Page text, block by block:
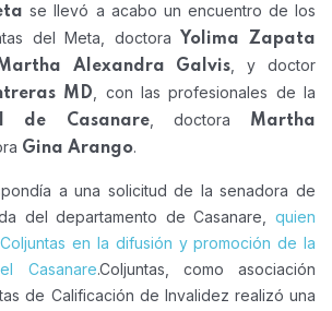
se llevó a acabo un encuentro de los
del Meta, doctoraYolima Zapata
Alexandra Galvis , y doctor
MD , con las profesionales de la
de Casanare, doctora Martha
Gina Arango.
a una solicitud de la senadora de
del departamento de Casanare, quien
en la difusión y promoción de la
Casanare.Coljuntas, como asociación
de Calificación de Invalidez realizó una